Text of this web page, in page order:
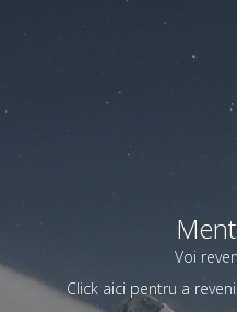
Voi
Click aici pentru a